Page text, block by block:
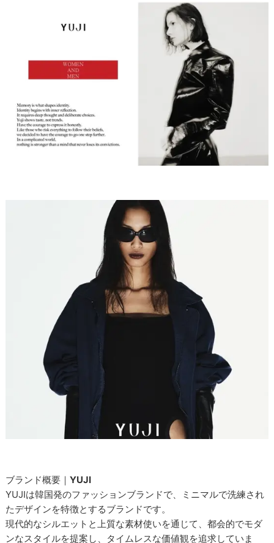
ブランド概要｜YUJI
YUJIは韓国発のファッションブランドで、ミニマルで洗練され
たデザインを特徴とするブランドです。
現代的なシルエットと上質な素材使いを通じて、都会的でモダ
ンなスタイルを提案し、タイムレスな価値観を追求していま